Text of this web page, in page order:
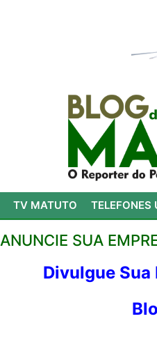
TV MATUTO TELEFONES
ANUNCIE SUA
Divulgue Sua